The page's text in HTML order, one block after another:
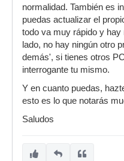
normalidad. También es
puedas actualizar el
todo va muy rápido y
lado, no hay ningún otro
demás', si tienes otros
interrogante tu mismo.
Y en cuanto puedas,
esto es lo que notarás
Saludos